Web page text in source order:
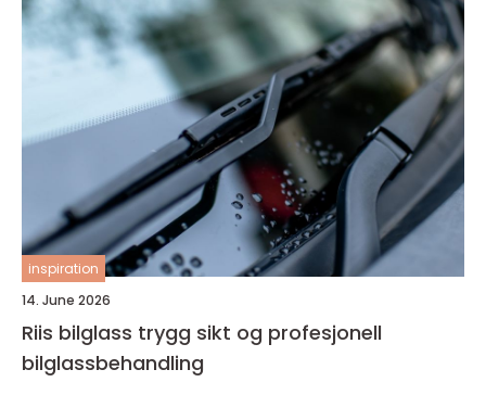
inspiration
14. June 2026
Riis bilglass trygg sikt og profesjonell
bilglassbehandling